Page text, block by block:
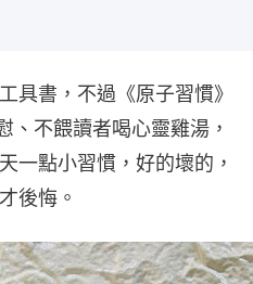
具書，不過《原子習慣》
、不餵讀者喝心靈雞湯，
一點小習慣，好的壞的，
後悔。